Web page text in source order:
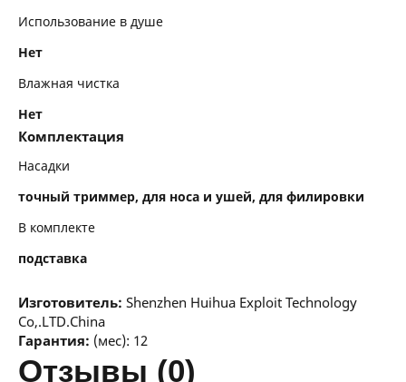
Использование в душе
Нет
Влажная чистка
Нет
Комплектация
Насадки
точный триммер, для носа и ушей, для филировки
В комплекте
подставка
Изготовитель: Shenzhen Huihua Exploit Technology
Co,.LTD.China
Гарантия: (мес): 12
отзывы (0)